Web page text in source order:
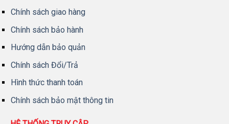
Chính sách giao hàng
Chính sách bảo hành
Hướng dẫn bảo quản
Chính sách Đổi/Trả
Hình thức thanh toán
Chính sách bảo mật thông tin